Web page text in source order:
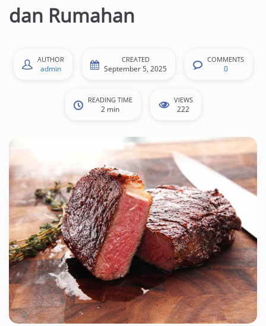
dan Rumahan
AUTHOR
admin
CREATED
September 5, 2025
COMMENTS
0
READING TIME
2 min
VIEWS
222